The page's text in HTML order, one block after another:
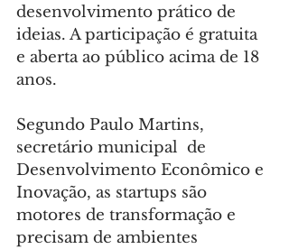
desenvolvimento prático de
ideias. A participação é gratuita
e aberta ao público acima de 18
anos.
Segundo Paulo Martins,
secretário municipal  de
Desenvolvimento Econômico e
Inovação, as startups são
motores de transformação e
precisam de ambientes